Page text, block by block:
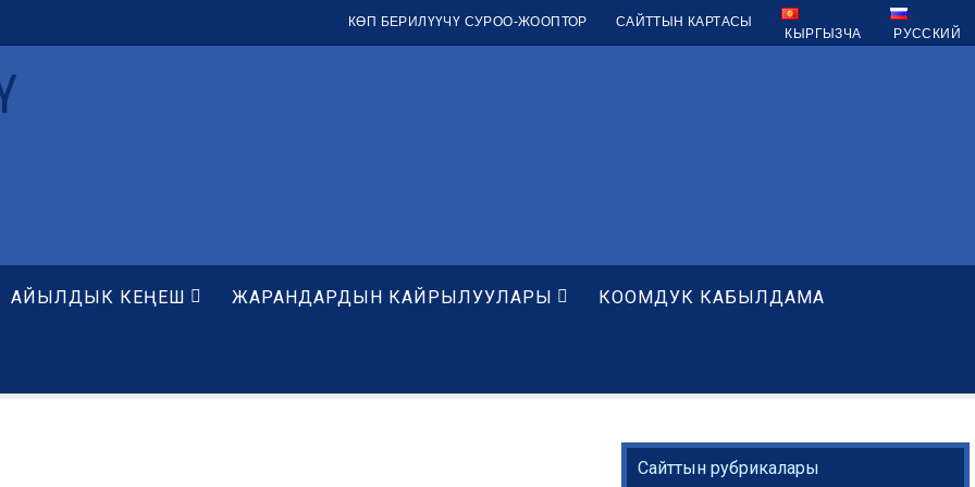
КӨП БЕРИЛҮҮЧҮ СУРОО-ЖООПТОР САЙТТЫН КАРТАСЫ
КЫРГЫЗЧА РУССКИЙ
АЙЫЛДЫК КЕҢЕШ ЖАРАНДАРДЫН КАЙРЫЛУУЛАРЫ КООМДУК КАБЫЛДАМА
Сайттын рубрикалары